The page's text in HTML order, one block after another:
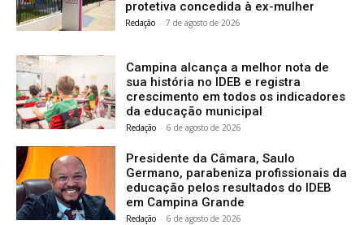
protetiva concedida à ex-mulher
Redação - 7 de agosto de 2026
Campina alcança a melhor nota de
sua história no IDEB e registra
crescimento em todos os indicadores
da educação municipal
Redação - 6 de agosto de 2026
Presidente da Câmara, Saulo
Germano, parabeniza profissionais da
educação pelos resultados do IDEB
em Campina Grande
Redação - 6 de agosto de 2026